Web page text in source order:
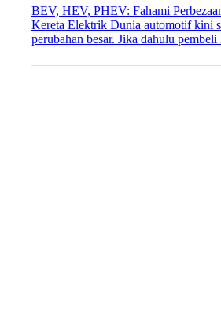
BEV, HEV, PHEV: Fahami
Kereta Elektrik Dunia automotif kini
perubahan besar. Jika dahulu